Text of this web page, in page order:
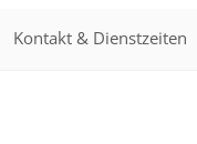
Kontakt & Dienstzeiten